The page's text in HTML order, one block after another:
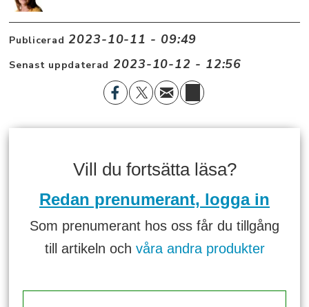
Publicerad 2023-10-11 - 09:49
Senast uppdaterad 2023-10-12 - 12:56
Vill du fortsätta läsa?
Redan prenumerant, logga in
Som prenumerant hos oss får du tillgång
till artikeln och våra andra produkter